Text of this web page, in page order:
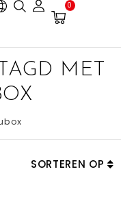
0
MET
SORTEREN OP